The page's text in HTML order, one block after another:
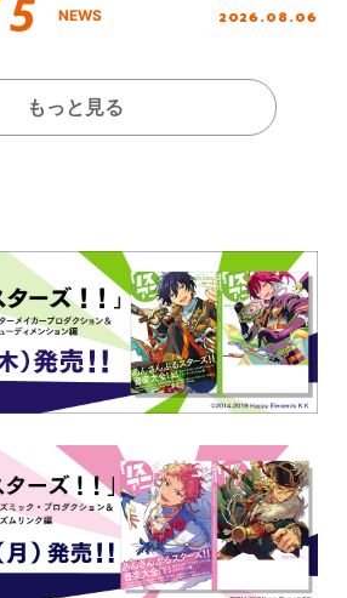
NEWS 2026.08.06
もっと見る